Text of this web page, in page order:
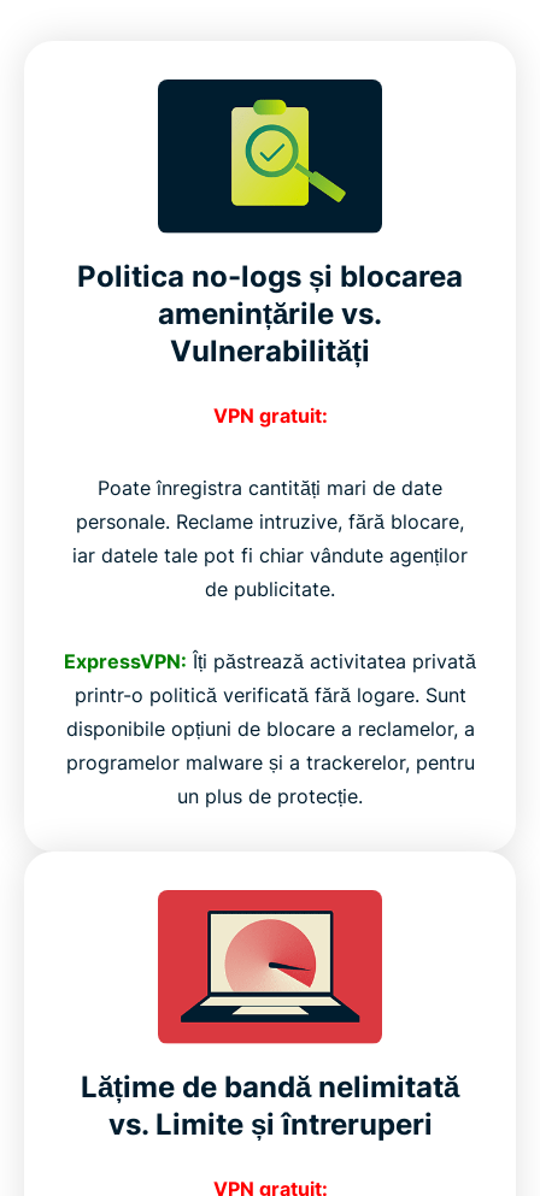
Politica no-logs și blocarea
amenințările vs.
Vulnerabilități
VPN gratuit:
Poate înregistra cantități mari de date
personale. Reclame intruzive, fără blocare,
iar datele tale pot fi chiar vândute agenților
de publicitate.
ExpressVPN: Îți păstrează activitatea privată
printr-o politică verificată fără logare. Sunt
disponibile opțiuni de blocare a reclamelor, a
programelor malware și a trackerelor, pentru
un plus de protecție.
Lățime de bandă nelimitată
vs. Limite și întreruperi
VPN gratuit: